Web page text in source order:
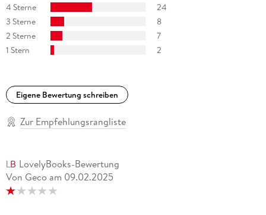
4 Sterne
24
3 Sterne
8
2 Sterne
7
1 Stern
2
Eigene Bewertung schreiben
Zur Empfehlungsrangliste
LovelyBooks-Bewertung
Von Geco am 09.02.2025